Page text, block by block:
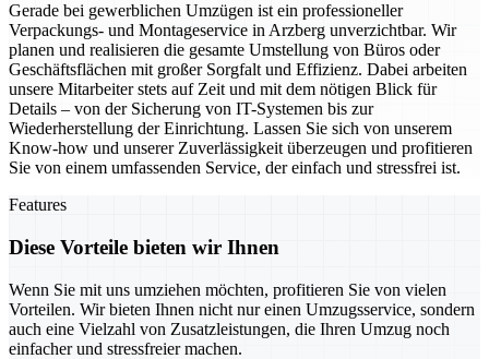
Gerade bei gewerblichen Umzügen ist ein professioneller
Verpackungs- und Montageservice in Arzberg unverzichtbar. Wir
planen und realisieren die gesamte Umstellung von Büros oder
Geschäftsflächen mit großer Sorgfalt und Effizienz. Dabei arbeiten
unsere Mitarbeiter stets auf Zeit und mit dem nötigen Blick für
Details – von der Sicherung von IT-Systemen bis zur
Wiederherstellung der Einrichtung. Lassen Sie sich von unserem
Know-how und unserer Zuverlässigkeit überzeugen und profitieren
Sie von einem umfassenden Service, der einfach und stressfrei ist.
Features
Diese Vorteile bieten wir Ihnen
Wenn Sie mit uns umziehen möchten, profitieren Sie von vielen
Vorteilen. Wir bieten Ihnen nicht nur einen Umzugsservice, sondern
auch eine Vielzahl von Zusatzleistungen, die Ihren Umzug noch
einfacher und stressfreier machen.